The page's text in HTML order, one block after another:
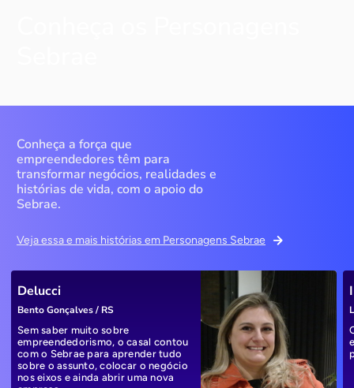
Conheça a força que
empreendedores têm para
transformar negócios, realidades e
histórias de vida, com o apoio do
Sebrae.
Veja essa e mais histórias em Personagens Sebrae
Delucci
Bento Gonçalves / RS
Sem saber muito sobre
empreendedorismo, o casal contou
com o Sebrae para aprender tudo
sobre o assunto, colocar o negócio
nos eixos e ainda abrir uma nova